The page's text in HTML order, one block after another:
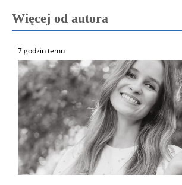
Więcej od autora
7 godzin temu